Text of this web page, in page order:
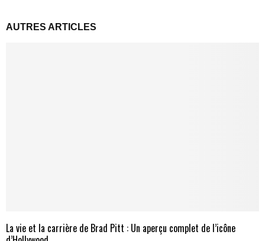
AUTRES ARTICLES
La vie et la carrière de Brad Pitt : Un aperçu complet de l’icône